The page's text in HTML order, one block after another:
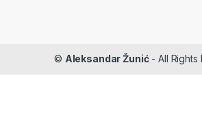
© Aleksandar Žunić- All Rights